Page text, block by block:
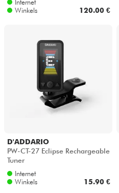
Internet
Winkels
120.00 €
D'ADDARIO
PW-CT-27 Eclipse Rechargeable
Tuner
Internet
Winkels
15.90 €